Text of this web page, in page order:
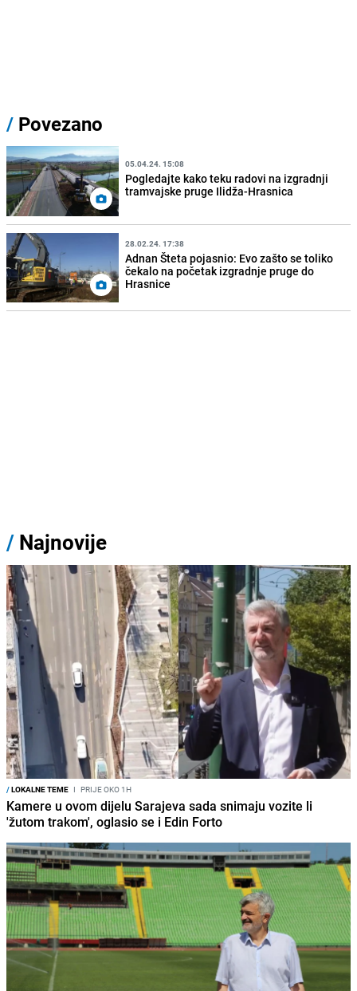
/ Povezano
05.04.24. 15:08
Pogledajte kako teku radovi na izgradnji
tramvajske pruge Ilidža-Hrasnica
28.02.24. 17:38
Adnan Šteta pojasnio: Evo zašto se toliko
čekalo na početak izgradnje pruge do
Hrasnice
/ Najnovije
/LOKALNE TEME I PRIJE OKO 1H
Kamere u ovom dijelu Sarajeva sada snimaju vozite li
'žutom trakom', oglasio se i Edin Forto